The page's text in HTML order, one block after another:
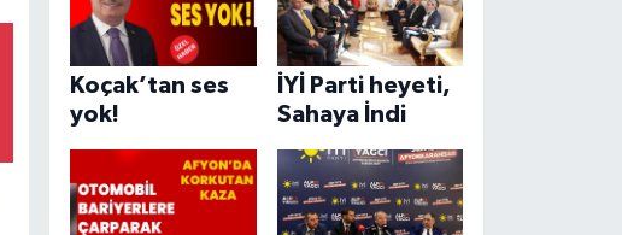
Koçak’tan ses
yok!
İYİ Parti heyeti,
Sahaya İndi